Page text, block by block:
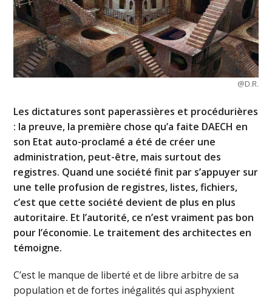
@D.R.
Les dictatures sont paperassières et procédurières
: la preuve, la première chose qu’a faite DAECH en
son Etat auto-proclamé a été de créer une
administration, peut-être, mais surtout des
registres. Quand une société finit par s’appuyer sur
une telle profusion de registres, listes, fichiers,
c’est que cette société devient de plus en plus
autoritaire. Et l’autorité, ce n’est vraiment pas bon
pour l’économie. Le traitement des architectes en
témoigne.
C’est le manque de liberté et de libre arbitre de sa
population et de fortes inégalités qui asphyxient